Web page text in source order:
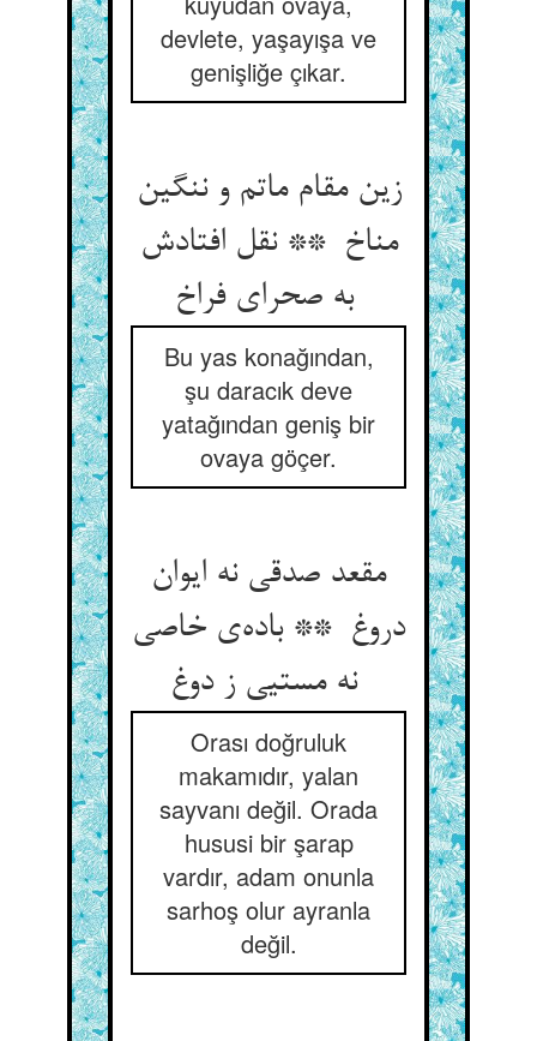
devlete, yaşayışa ve
genişliğe çıkar.
زین مقام ماتم و ننگین
مناخ ** نقل افتادش
به صحرای فراخ
Bu yas konağından,
şu daracık deve
yatağından geniş bir
ovaya göçer.
مقعد صدقی نه ایوان
دروغ ** باده‌ی خاصی
نه مستیی ز دوغ
Orası doğruluk
makamıdır, yalan
sayvanı değil. Orada
hususi bir şarap
vardır, adam onunla
sarhoş olur ayranla
değil.